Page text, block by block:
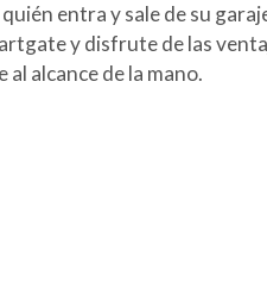
entra y sale de su
y disfrute de las
alcance de la mano.